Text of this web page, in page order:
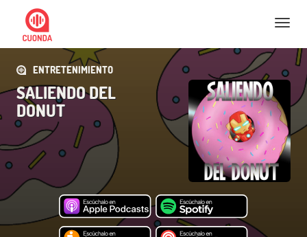
Nav
ENTRETENIMIENTO
SALIENDO DEL
DONUT